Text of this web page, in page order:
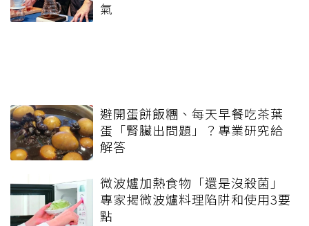
氣
避開蛋餅飯糰、每天早餐吃茶葉
蛋「腎臟出問題」？專業研究給
解答
微波爐加熱食物「還是沒殺菌」
專家揭微波爐料理陷阱和使用3要
點